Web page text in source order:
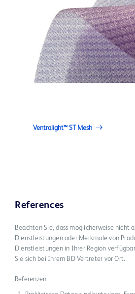
Ventralight™ ST Mesh
References
Beachten Sie, dass möglicherweise nicht
Dienstleistungen oder Merkmale von
Dienstleistungen in Ihrer Region
Sie sich bei Ihrem BD Vertreter vor Ort.
Referenzen